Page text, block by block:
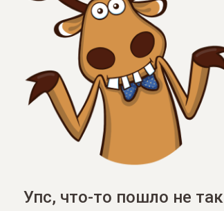
Упс, что-то пошло не так